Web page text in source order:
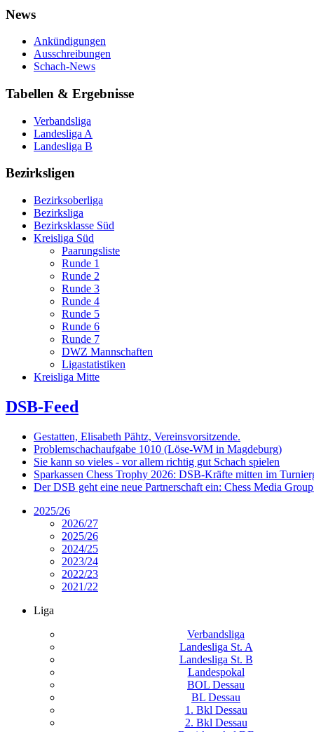
News
Ankündigungen
Ausschreibungen
Schach-News
Tabellen & Ergebnisse
Verbandsliga
Landesliga A
Landesliga B
Bezirksligen
Bezirksoberliga
Bezirksliga
Bezirksklasse Süd
Kreisliga Süd
Paarungsliste
Runde 1
Runde 2
Runde 3
Runde 4
Runde 5
Runde 6
Runde 7
DWZ Mannschaften
Ligastatistiken
Kreisliga Mitte
DSB-Feed
Gestatten, Elisabeth Pähtz, Vereinsvorsitzende.
Problemschachaufgabe 1010 (Löse-WM in Magdeburg)
Sie kann so vieles - vor allem richtig gut Schach spielen
Sparkassen Chess Trophy 2026: DSB-Kräfte mitten im
Der DSB geht eine neue Partnerschaft ein: Chess Media
2025/26
2026/27
2025/26
2024/25
2023/24
2022/23
2021/22
Liga
Verbandsliga
Landesliga St. A
Landesliga St. B
Landespokal
BOL Dessau
BL Dessau
1. Bkl Dessau
2. Bkl Dessau